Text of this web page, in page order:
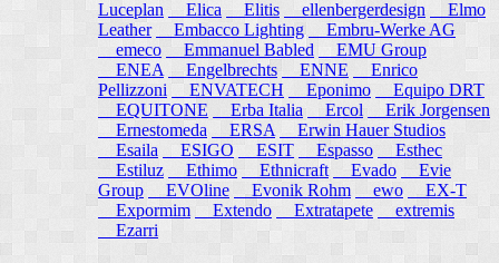
Luceplan
Elica Elitis ellenbergerdesign
Elmo
Leather
Embacco Lighting
Embru-Werke AG
emeco
Emmanuel Babled
EMU Group
ENEA
Engelbrechts ENNE
Enrico
Pellizzoni ENVATECH Eponimo
Equipo DRT
EQUITONE
Erba Italia Ercol
Erik Jorgensen
Ernestomeda
ERSA
Erwin Hauer Studios
Esaila
ESIGO ESIT Espasso
Esthec
Estiluz
Ethimo Ethnicraft Evado
Evie
Group
EVOline Evonik Rohm ewo
EX-T
Expormim
Extendo Extratapete
extremis
Ezarri